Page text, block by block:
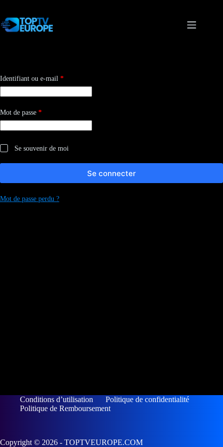
contenu
Identifiant ou e-mail *Obligatoire
Mot de passe *Obligatoire
Se souvenir de moi
Se connecter
Mot de passe perdu ?
Conditions d’utilisation
Politique de confidentialité
Politique de Remboursement
Copyright © 2026 - TOPTVEUROPE.COM